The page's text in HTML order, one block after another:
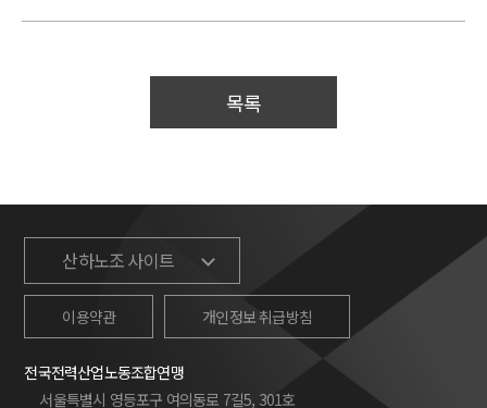
목록
산하노조 사이트
이용약관 개인정보 취급방침
전국전력산업노동조합연맹
서울특별시 영등포구 여의동로 7길5, 301호